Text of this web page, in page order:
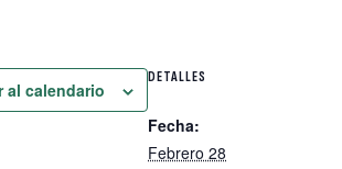
al calendario
DETALLES
Fecha:
Febrero 28